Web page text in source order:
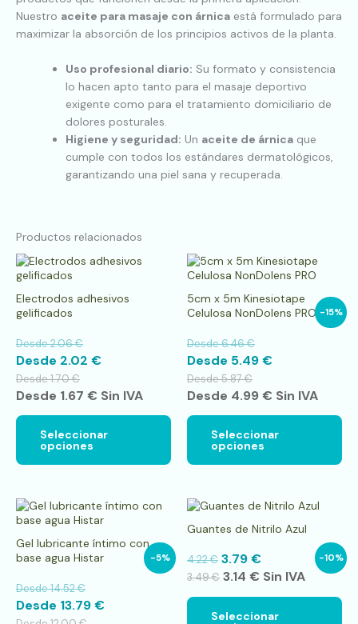
Nuestro aceite para masaje con árnica está formulado para
maximizar la absorción de los principios activos de la planta.
Uso profesional diario: Su formato y consistencia
lo hacen apto tanto para el masaje deportivo
exigente como para el tratamiento domiciliario de
dolores posturales.
Higiene y seguridad: Un aceite de árnica que
cumple con todos los estándares dermatológicos,
garantizando una piel sana y recuperada.
Productos relacionados
Electrodos adhesivos
gelificados
Desde2.06€
Desde 2.02 €
Desde1.70€
Desde 1.67 € Sin IVA
Seleccionar
opciones
Este
producto
múltiples
variantes.
opciones
pueden
elegir
la
producto
-15%
5cm x 5m Kinesiotape
Celulosa NonDolens PRO
Desde6.46€
Desde 5.49€
Desde5.87€
Desde 4.99€ Sin IVA
Seleccionar
opciones
la
-5%
Gel lubricante íntimo con
base agua Histar
Desde14.52€
Desde 13.79€
Este
tiene
múltiples
variantes.
Las
-10%
Guantes de Nitrilo Azul
4.22€ 3.79€
3.49€ 3.14 € Sin IVA
Seleccionar
se